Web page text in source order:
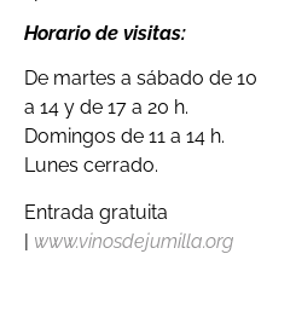
Horario de visitas:
De martes a sábado de 10
a 14 y de 17 a 20 h.
Domingos de 11 a 14 h.
Lunes cerrado.
Entrada gratuita
| www.vinosdejumilla.org